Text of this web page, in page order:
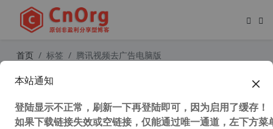
首页 标签 腾讯视频去广告电脑版
腾讯视频 QQLive v11.57.4178.0 去广
本站通知
登陆显示不正常，刷新一下再登陆即可，因为启用了缓存！
如果下载链接失效或空链接，仅能通过唯一通道，左下方菜